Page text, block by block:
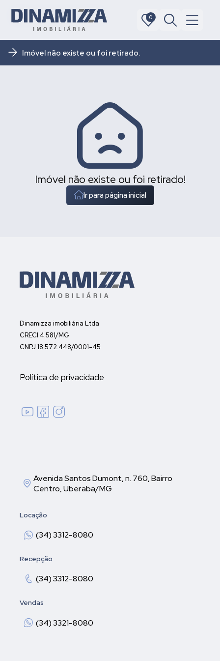
0
0
Imóvel não existe ou foi retirado.
Imóvel não existe ou foi retirado!
Ir para página inicial
Dinamizza imobiliária Ltda
CRECI 4.581/MG
CNPJ 18.572.448/0001-45
Política de privacidade
Avenida Santos Dumont, n. 760, Bairro
Centro, Uberaba/MG
Locação
(34) 3312-8080
Recepção
(34) 3312-8080
Vendas
(34) 3321-8080